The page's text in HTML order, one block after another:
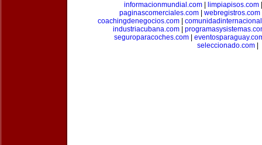
informacionmundial.com| limpiapisos.com
paginascomerciales.com| webregistros.com
coachingdenegocios.com
industriacubana.com
seguroparacoches.com|
seleccionado.com|